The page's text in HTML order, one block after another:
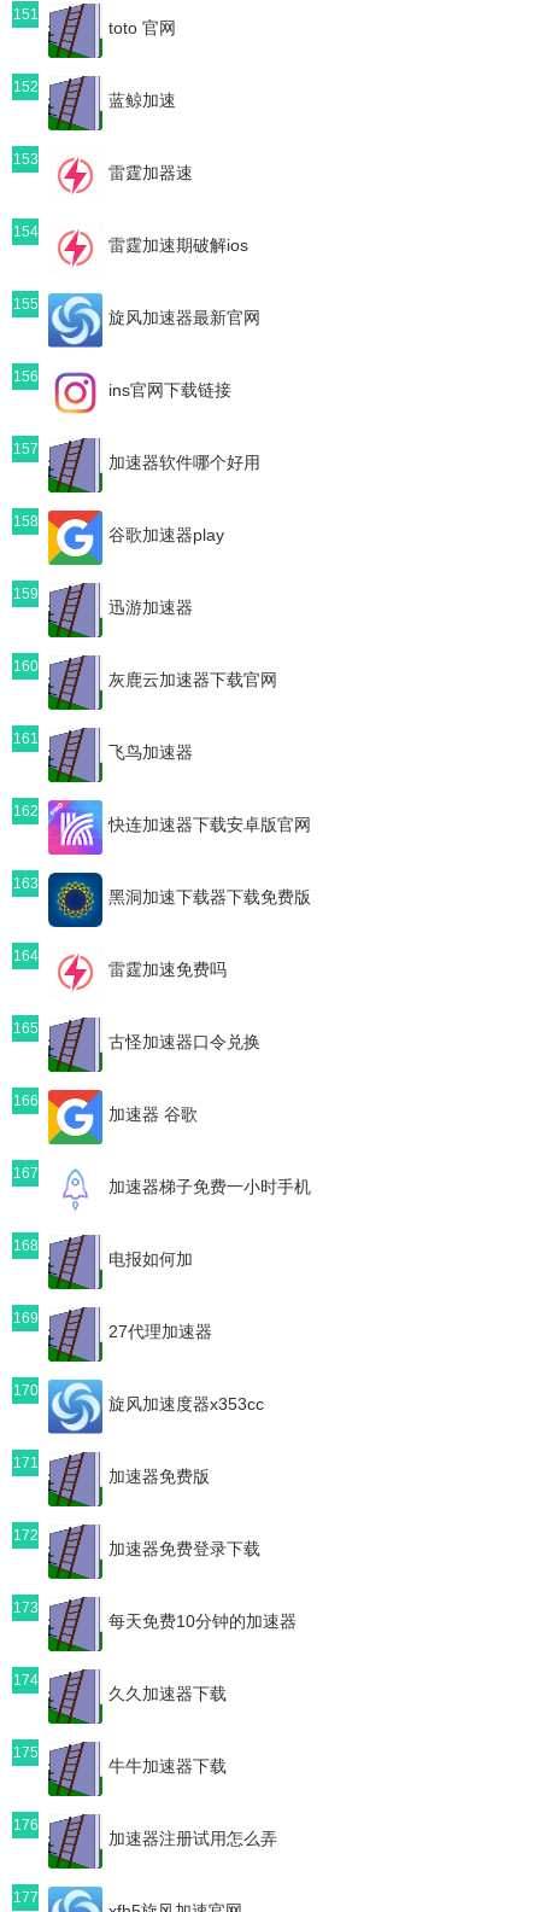
151
toto 官网
152
蓝鲸加速
153
雷霆加器速
154
雷霆加速期破解ios
155
旋风加速器最新官网
156
ins官网下载链接
157
加速器软件哪个好用
158
谷歌加速器play
159
迅游加速器
160
灰鹿云加速器下载官网
161
飞鸟加速器
162
快连加速器下载安卓版官网
163
黑洞加速下载器下载免费版
164
雷霆加速免费吗
165
古怪加速器口令兑换
166
加速器 谷歌
167
加速器梯子免费一小时手机
168
电报如何加
169
27代理加速器
170
旋风加速度器x353cc
171
加速器免费版
172
加速器免费登录下载
173
每天免费10分钟的加速器
174
久久加速器下载
175
牛牛加速器下载
176
加速器注册试用怎么弄
177